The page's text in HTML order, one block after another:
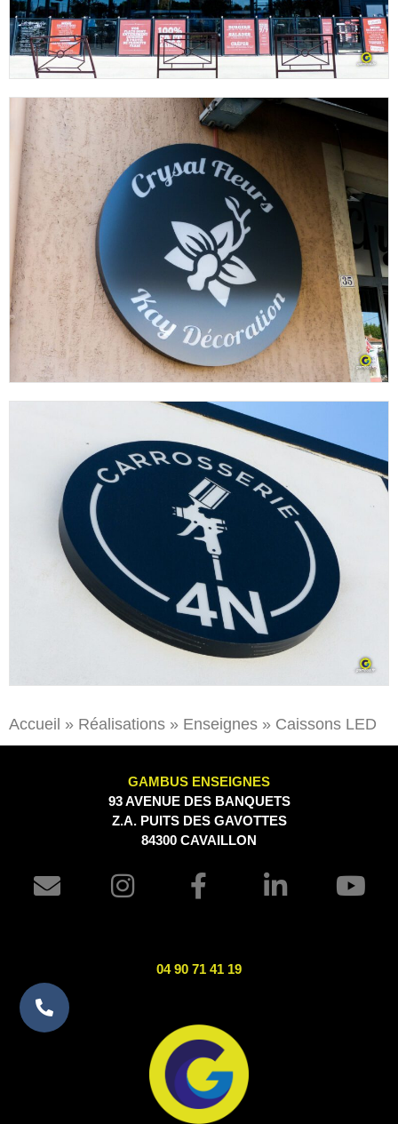
Accueil » Réalisations » Enseignes » Caissons LED
GAMBUS ENSEIGNES
93 AVENUE DES BANQUETS
Z.A. PUITS DES GAVOTTES
84300 CAVAILLON
04 90 71 41 19